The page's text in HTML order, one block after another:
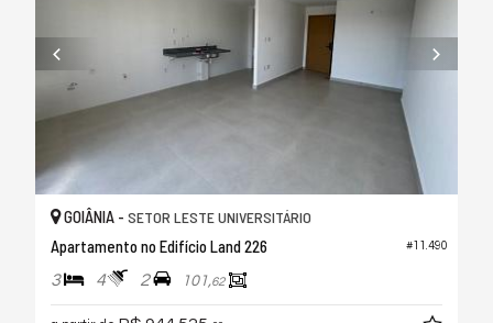
#11.490
GOIÂNIA - SETOR LESTE UNIVERSITÁRIO
Apartamento no Edifício Land 226
3 4 2 101,62